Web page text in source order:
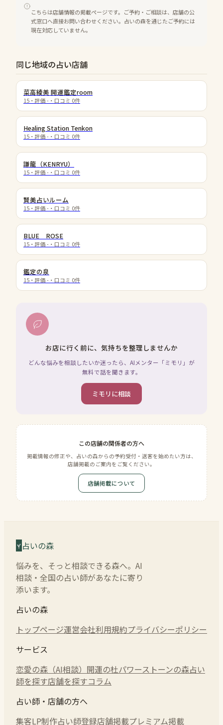
こちらは店舗情報の掲載ページです。ご予約・ご相談は、店舗の公
式窓口へ直接お問い合わせください。占いの森を通じたご予約には
現在対応していません。
同じ地域の占い店舗
菜高綾美 開運鑑定room
15 ・評価 - ・口コミ 0件
Healing Station Tenkon
15 ・評価 - ・口コミ 0件
謙龍（KENRYU）
15 ・評価 - ・口コミ 0件
賢美占いルーム
15 ・評価 - ・口コミ 0件
BLUE ROSE
15 ・評価 - ・口コミ 0件
鑑定の泉
15 ・評価 - ・口コミ 0件
お店に行く前に、気持ちを整理しませんか
どんな悩みを相談したいか迷ったら、AIメンター「ミモリ」が
無料で話を聞きます。
ミモリに相談
この店舗の関係者の方へ
掲載情報の修正や、占いの森からの予約受付・送客を始めたい方は、
店舗掲載のご案内をご覧ください。
店舗掲載について
占いの森
悩みを、そっと相談できる森へ。AI
相談・全国の占い師があなたに寄り
添います。
占いの森
トップページ運営会社利用規約プライバシーポリシー
サービス
恋愛の森（AI相談） 開運の杜パワーストーンの森占い
師を探す店舗を探すコラム
占い師・店舗の方へ
集客LP制作占い師登録店舗掲載プレミアム掲載